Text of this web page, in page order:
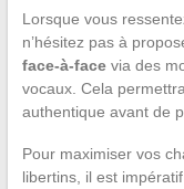
Lorsque vous
n’hésitez pas à
face-à-facevia des
vocaux. Cela
authentique avant de
Pour maximiser vos
libertins, il est